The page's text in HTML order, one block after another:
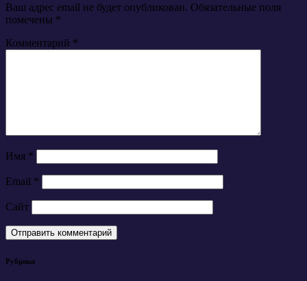
Ваш адрес email не будет опубликован. Обязательные поля
помечены *
Комментарий *
Имя *
Email *
Сайт
Рубрики